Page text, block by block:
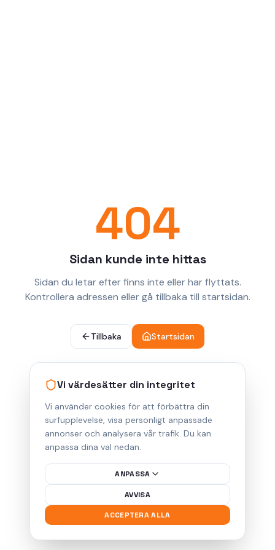
Vi värdesätter din integritet
Vi använder cookies för att förbättra din
surfupplevelse, visa personligt anpassade
annonser och analysera vår trafik. Du kan
anpassa dina val nedan.
ANPASSA
AVVISA
ACCEPTERA ALLA
404
Sidan kunde inte hittas
Sidan du letar efter finns inte eller har flyttats.
Kontrollera adressen eller gå tillbaka till startsidan.
Tillbaka Startsidan